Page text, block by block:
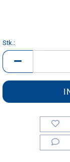
Stk.:
Stk.